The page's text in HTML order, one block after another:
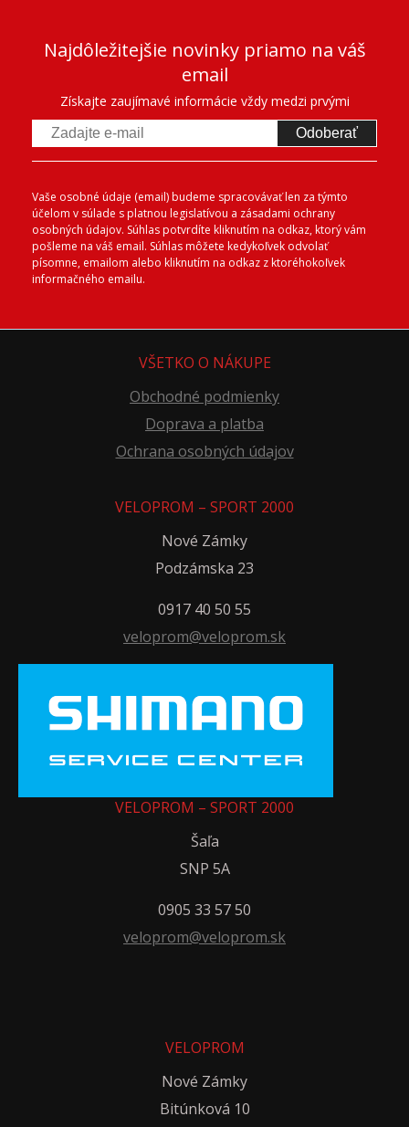
Najdôležitejšie novinky priamo na váš
email
Získajte zaujímavé informácie vždy medzi prvými
Odoberať
Vaše osobné údaje (email) budeme spracovávať len za týmto
účelom v súlade s platnou legislatívou a zásadami ochrany
osobných údajov. Súhlas potvrdíte kliknutím na odkaz, ktorý vám
pošleme na váš email. Súhlas môžete kedykoľvek odvolať
písomne, emailom alebo kliknutím na odkaz z ktoréhokoľvek
informačného emailu.
VŠETKO O NÁKUPE
Obchodné podmienky
Doprava a platba
Ochrana osobných údajov
VELOPROM – SPORT 2000
Nové Zámky
Podzámska 23
0917 40 50 55
veloprom@veloprom.sk
VELOPROM – SPORT 2000
Šaľa
SNP 5A
0905 33 57 50
veloprom@veloprom.sk
VELOPROM
Nové Zámky
Bitúnková 10